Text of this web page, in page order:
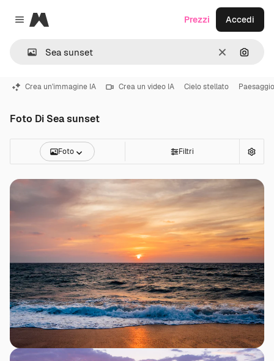
Close menu
Magnific
CancellaCerca
Prezzi Accedi
Crea un'immagine IA Crea un video IA Cielo stellato Paesaggio
Foto Di Sea sunset
Foto Filtri